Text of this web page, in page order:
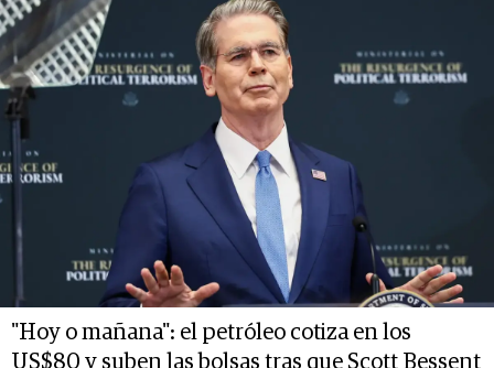
"Hoy o mañana": el petróleo cotiza en los
US$80 y suben las bolsas tras que Scott Bessent